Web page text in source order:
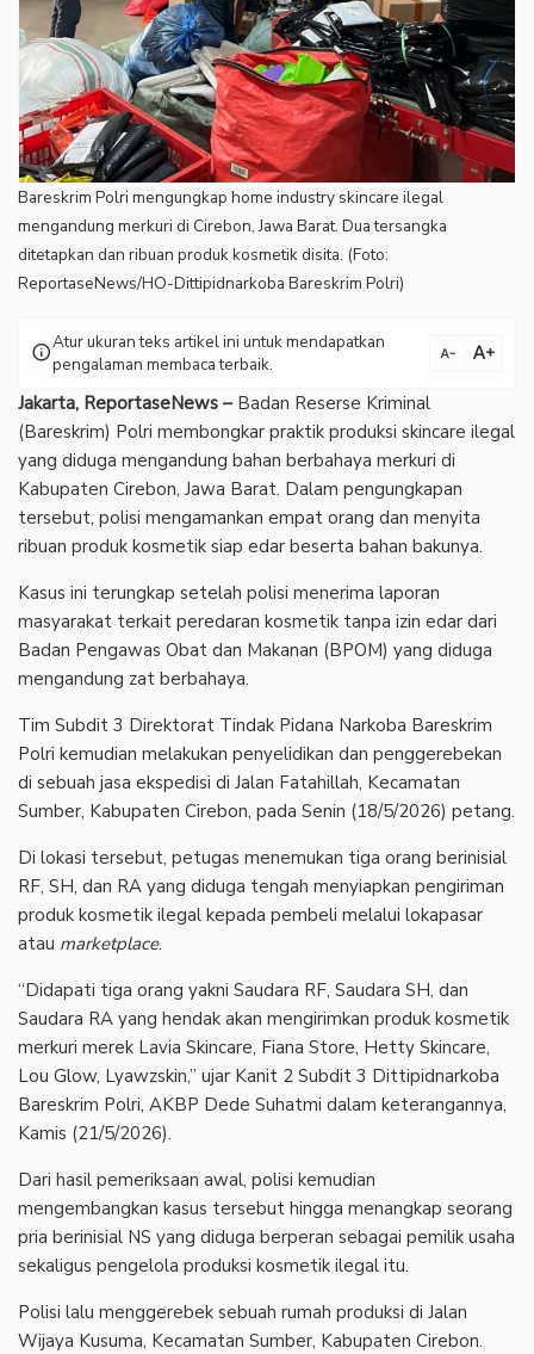
Bareskrim Polri mengungkap home industry skincare ilegal
mengandung merkuri di Cirebon, Jawa Barat. Dua tersangka
ditetapkan dan ribuan produk kosmetik disita. (Foto:
ReportaseNews/HO-Dittipidnarkoba Bareskrim Polri)
infoAtur ukuran teks artikel ini untuk mendapatkan
pengalaman membaca terbaik.
text_decrease text_increase
Jakarta, ReportaseNews –Badan Reserse Kriminal
(Bareskrim) Polri membongkar praktik produksi skincare ilegal
yang diduga mengandung bahan berbahaya merkuri di
Kabupaten Cirebon, Jawa Barat. Dalam pengungkapan
tersebut, polisi mengamankan empat orang dan menyita
ribuan produk kosmetik siap edar beserta bahan bakunya.
‎Kasus ini terungkap setelah polisi menerima laporan
masyarakat terkait peredaran kosmetik tanpa izin edar dari
Badan Pengawas Obat dan Makanan (BPOM) yang diduga
mengandung zat berbahaya.
‎Tim Subdit 3 Direktorat Tindak Pidana Narkoba Bareskrim
Polri kemudian melakukan penyelidikan dan penggerebekan
di sebuah jasa ekspedisi di Jalan Fatahillah, Kecamatan
Sumber, Kabupaten Cirebon, pada Senin (18/5/2026) petang.
‎Di lokasi tersebut, petugas menemukan tiga orang berinisial
RF, SH, dan RA yang diduga tengah menyiapkan pengiriman
produk kosmetik ilegal kepada pembeli melalui lokapasar
atau marketplace.
‎“Didapati tiga orang yakni Saudara RF, Saudara SH, dan
Saudara RA yang hendak akan mengirimkan produk kosmetik
merkuri merek Lavia Skincare, Fiana Store, Hetty Skincare,
Lou Glow, Lyawzskin,” ujar Kanit 2 Subdit 3 Dittipidnarkoba
Bareskrim Polri, AKBP Dede Suhatmi dalam keterangannya,
Kamis (21/5/2026).
‎Dari hasil pemeriksaan awal, polisi kemudian
mengembangkan kasus tersebut hingga menangkap seorang
pria berinisial NS yang diduga berperan sebagai pemilik usaha
sekaligus pengelola produksi kosmetik ilegal itu.
‎Polisi lalu menggerebek sebuah rumah produksi di Jalan
Wijaya Kusuma, Kecamatan Sumber, Kabupaten Cirebon.